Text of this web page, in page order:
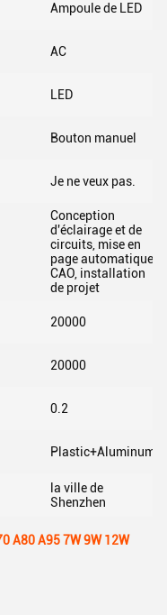
Ampoule de LED
AC
LED
Bouton manuel
Je ne veux pas.
Conception
d'éclairage et de
circuits, mise en
page automatique
CAO, installation
de projet
20000
20000
0.2
Plastic+Aluminum
la ville de
Shenzhen
A80 A95 7W 9W 12W